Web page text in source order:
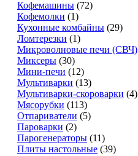
Кофемашины (72)
Кофемолки (1)
Кухонные комбайны (29)
Ломтерезки (1)
Микроволновые печи (СВЧ)
Миксеры (30)
Мини-печи (12)
Мультиварки (13)
Мультиварки-скороварки (4)
Мясорубки (113)
Отпариватели (5)
Пароварки (2)
Парогенераторы (11)
Плиты настольные (39)